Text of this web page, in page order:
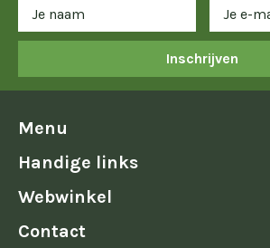
Inschrijven
Menu
Handige links
Webwinkel
Contact